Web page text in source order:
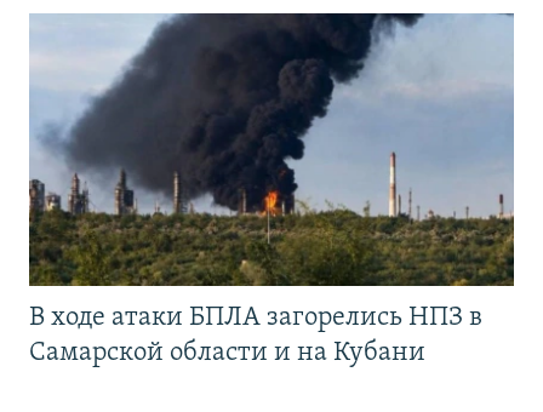
В ходе атаки БПЛА загорелись НПЗ в
Самарской области и на Кубани